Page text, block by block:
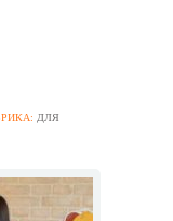
ДЛЯ